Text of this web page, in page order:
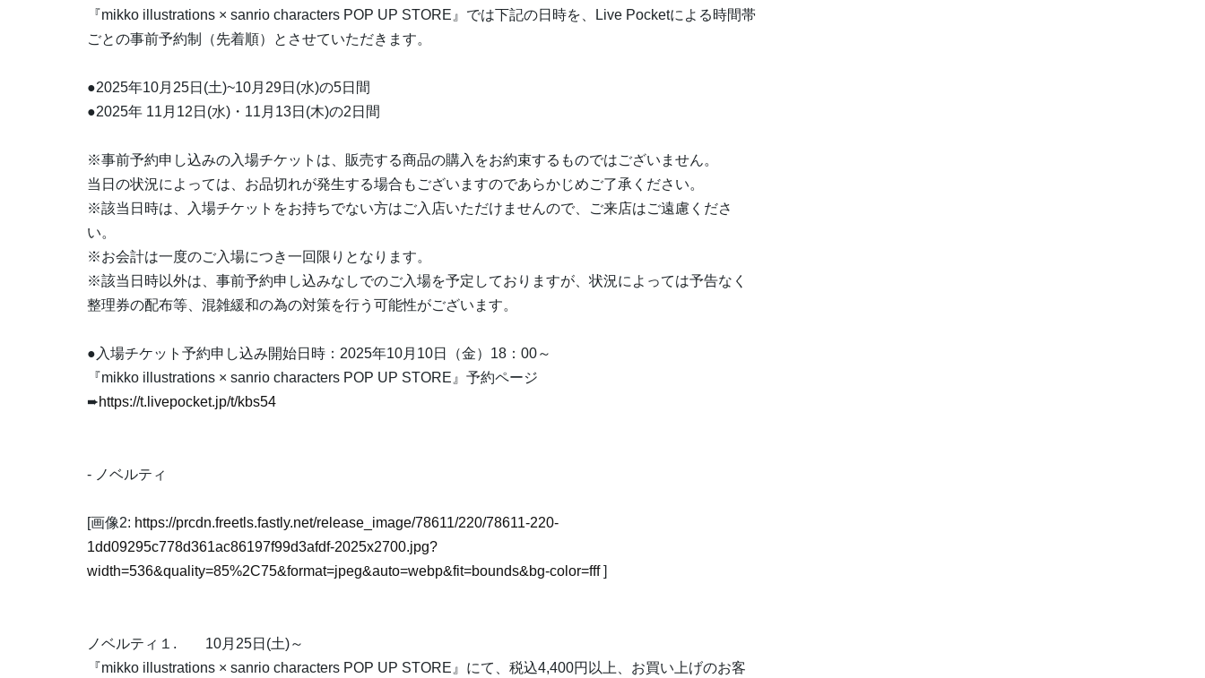
『mikko illustrations × sanrio characters POP UP STORE』では下記の日時を、Live Pocketによる時間帯
ごとの事前予約制（先着順）とさせていただきます。
●2025年10月25日(土)~10月29日(水)の5日間
●2025年 11月12日(水)・11月13日(木)の2日間
※事前予約申し込みの入場チケットは、販売する商品の購入をお約束するものではございません。
当日の状況によっては、お品切れが発生する場合もございますのであらかじめご了承ください。
※該当日時は、入場チケットをお持ちでない方はご入店いただけませんので、ご来店はご遠慮くださ
い。
※お会計は一度のご入場につき一回限りとなります。
※該当日時以外は、事前予約申し込みなしでのご入場を予定しておりますが、状況によっては予告なく
整理券の配布等、混雑緩和の為の対策を行う可能性がございます。
●入場チケット予約申し込み開始日時：2025年10月10日（金）18：00～
『mikko illustrations × sanrio characters POP UP STORE』予約ページ
➨https://t.livepocket.jp/t/kbs54
- ノベルティ
[画像2: https://prcdn.freetls.fastly.net/release_image/78611/220/78611-220-
1dd09295c778d361ac86197f99d3afdf-2025x2700.jpg?
width=536&quality=85%2C75&format=jpeg&auto=webp&fit=bounds&bg-color=fff]
ノベルティ１. 10月25日(土)～
『mikko illustrations × sanrio characters POP UP STORE』にて、税込4,400円以上、お買い上げのお客